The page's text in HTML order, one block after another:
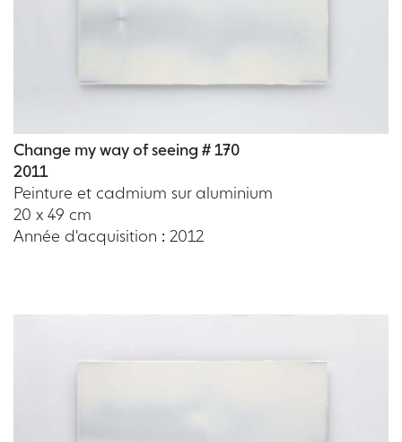
Change my way of seeing # 170
2011
Peinture et cadmium sur aluminium
20 x 49 cm
Année d'acquisition : 2012